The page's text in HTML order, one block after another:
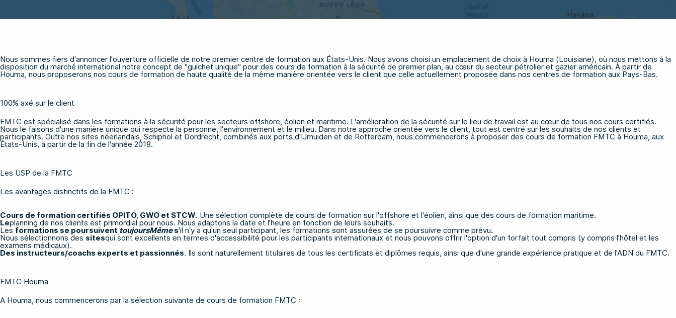
Nous sommes fiers d'annoncer l'ouverture officielle de notre premier centre de formation aux États-Unis. Nous avons choisi un emplacement de choix à Houma (Louisiane), où nous mettons à la
disposition du marché international notre concept de "guichet unique" pour des cours de formation à la sécurité de premier plan, au cœur du secteur pétrolier et gazier américain. À partir de
Houma, nous proposerons nos cours de formation de haute qualité de la même manière orientée vers le client que celle actuellement proposée dans nos centres de formation aux Pays-Bas.
100% axé sur le client
FMTC est spécialisé dans les formations à la sécurité pour les secteurs offshore éolien et maritime. L'amélioration de la sécurité sur le lieu de travail est au cœur de tous nos cours certifiés.
Nous le faisons d'une manière unique qui respecte la personne, l'environnement et le milieu. Dans notre approche orientée vers le client, tout est centré sur les souhaits de nos clients et
participants. Outre nos sites néerlandais, Schiphol et Dordrecht, combinés aux ports d'IJmuiden et de Rotterdam, nous commencerons à proposer des cours de formation FMTC à Houma, aux
États-Unis, à partir de la fin de l'année 2018.
Les USP de la FMTC
Les avantages distinctifs de la FMTC :
Cours de formation certifiés OPITO, GWO et STCW. Une sélection complète de cours de formation sur l'offshore et l'éolien, ainsi que des cours de formation maritime.
Leplanning de nos clients est primordial pour nous. Nous adaptons la date et l'heure en fonction de leurs souhaits.
Les formations se poursuivent toujoursMêmes'il n'y a qu'un seul participant, les formations sont assurées de se poursuivre comme prévu.
Nous sélectionnons des sitesqui sont excellents en termes d'accessibilité pour les participants internationaux et nous pouvons offrir l'option d'un forfait tout compris (y compris l'hôtel et les
examens médicaux).
Des instructeurs/coachs experts et passionnés. Ils sont naturellement titulaires de tous les certificats et diplômes requis, ainsi que d'une grande expérience pratique et de l'ADN du FMTC.
FMTC Houma
A Houma, nous commencerons par la sélection suivante de cours de formation FMTC :